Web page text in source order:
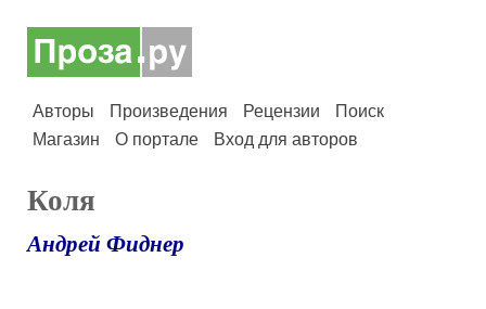
Авторы Произведения Рецензии
Поиск
Магазин
О портале Вход для авторов
Коля
Андрей Фиднер